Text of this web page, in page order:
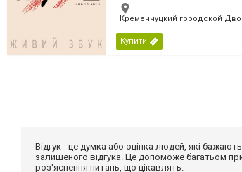
Кременчуцкий городской
Купити
Відгук - це думка або оцінка людей, які
залишеного відгука. Це допоможе багатьом
роз'яснення питань, що цікавлять.